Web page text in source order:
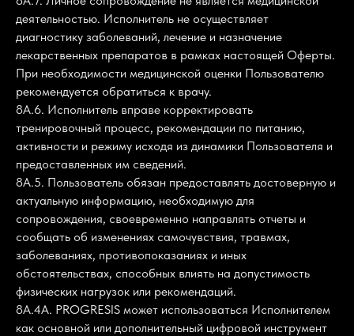
деятельностью. Исполнитель не осуществляет
диагностику заболеваний, лечение и назначение
лекарственных препаратов в рамках настоящей Оферты.
При необходимости медицинской оценки Пользователю
рекомендуется обратиться к врачу.
8А.6. Исполнитель вправе корректировать
тренировочный процесс, рекомендации по питанию,
активности и режиму исходя из динамики Пользователя и
предоставленных им сведений.
8А.5. Пользователь обязан предоставлять достоверную и
актуальную информацию, необходимую для
сопровождения, своевременно направлять отчеты и
сообщать об изменениях самочувствия, травмах,
заболеваниях, противопоказаниях и иных
обстоятельствах, способных влиять на допустимость
физических нагрузок или рекомендаций.
8А.4А. PROGRESIS может использоваться Исполнителем
как основной или дополнительный цифровой инструмент